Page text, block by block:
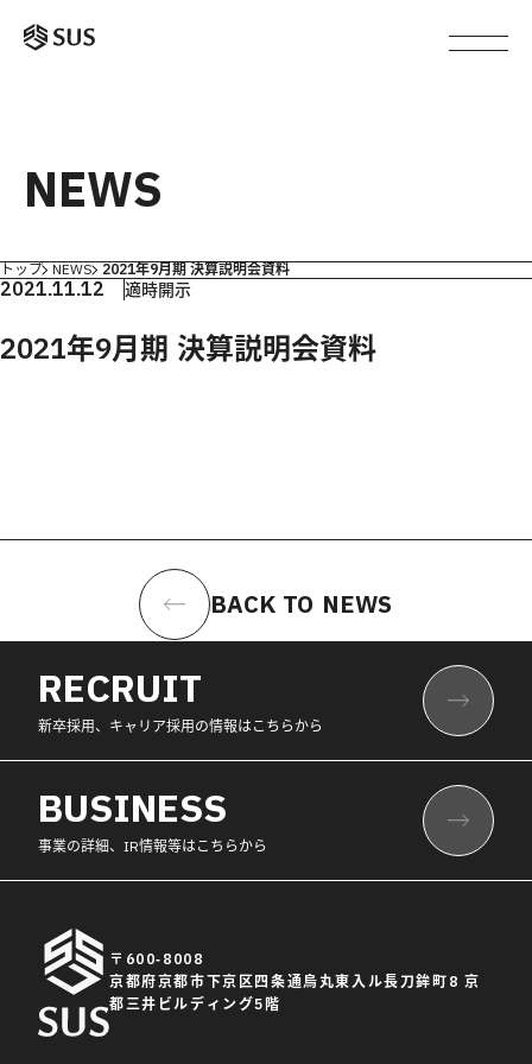
NEWS
トップ NEWS 2021年9月期 決算説明会資料
2021.11.12 適時開示
2021年9月期 決算説明会資料
BACK TO NEWS
RECRUIT
新卒採用、キャリア採用の情報はこちらから
BUSINESS
事業の詳細、IR情報等はこちらから
〒600-8008
京都府京都市下京区四条通烏丸東入ル長刀鉾町8 京
都三井ビルディング5階